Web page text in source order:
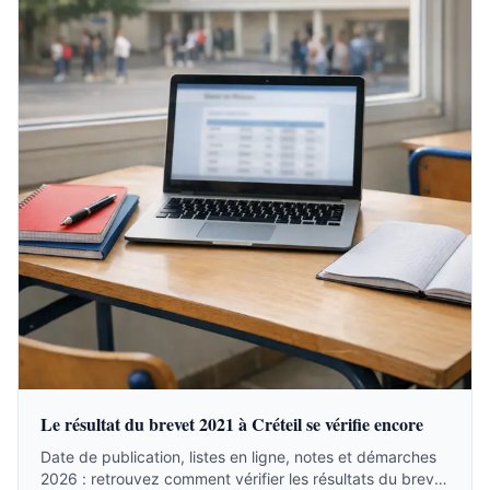
Le résultat du brevet 2021 à Créteil se vérifie encore
Date de publication, listes en ligne, notes et démarches
2026 : retrouvez comment vérifier les résultats du brevet